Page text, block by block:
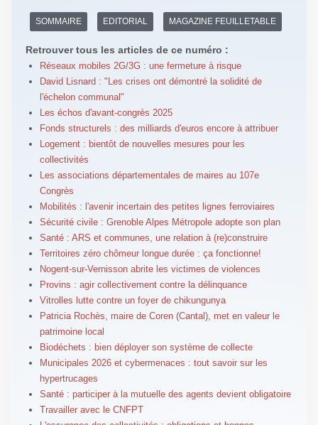
SOMMAIRE EDITORIAL MAGAZINE FEUILLETABLE
Retrouver tous les articles de ce numéro :
Réseaux mobiles 2G/3G : une fermeture à risque
David Lisnard : "Les crises ont démontré la solidité de
l'échelon communal"
Les échos d'avant-congrès 2025
Fonds structurels : des milliards d'euros encore à attribuer
Logement : bientôt de nouvelles mesures pour les
collectivités
Les associations départementales de maires au 107e
Congrès
Mobilités : l'avenir incertain des petites lignes ferroviaires
Sécurité civile : Grenoble Alpes Métropole adopte son plan
Santé : ARS et communes, une relation à (re)construire
Territoires zéro chômeur longue durée : ça fonctionne!
Nogent-sur-Vernisson abrite les victimes de violences
Provins : agir collectivement contre la délinquance
Vitrolles lutte contre un foyer de chikungunya
Patricia Rochès, maire de Coren (Cantal), met en valeur le
patrimoine local
Biodéchets : bien déployer son système de collecte
Municipales 2026 et cybermenaces : tout savoir sur les
hypertrucages
Santé : participer à la mutuelle des agents devient obligatoire
Travailler avec le CNFPT